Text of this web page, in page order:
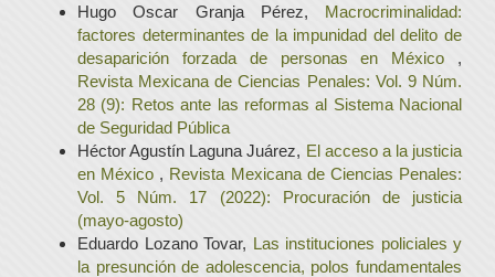
Hugo Oscar Granja Pérez, Macrocriminalidad:
factores determinantes de la impunidad del delito de
desaparición forzada de personas en México ,
Revista Mexicana de Ciencias Penales: Vol. 9 Núm.
28 (9): Retos ante las reformas al Sistema Nacional
de Seguridad Pública
Héctor Agustín Laguna Juárez, El acceso a la justicia
en México , Revista Mexicana de Ciencias Penales:
Vol. 5 Núm. 17 (2022): Procuración de justicia
(mayo-agosto)
Eduardo Lozano Tovar, Las instituciones policiales y
la presunción de adolescencia, polos fundamentales